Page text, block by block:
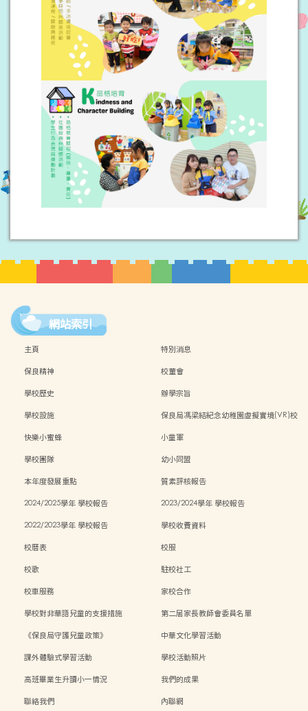
網站索引
主頁
特別消息
保良精神
校董會
學校歷史
辦學宗旨
學校設施
保良局馮梁結紀念幼稚園虛擬實境(VR)校
快樂小蜜蜂
小童軍
學校團隊
幼小同盟
本年度發展重點
質素評核報告
2024/2025學年 學校報告
2023/2024學年 學校報告
2022/2023學年 學校報告
學校收費資料
校曆表
校服
校歌
駐校社工
校車服務
家校合作
學校對非華語兒童的支援措施
第二屆家長教師會委員名單
《保良局守護兒童政策》
中華文化學習活動
課外體驗式學習活動
學校活動照片
高班畢業生升讀小一情況
我們的成果
聯絡我們
內聯網